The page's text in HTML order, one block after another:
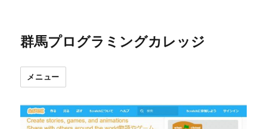
群馬プログラミングカレッジ
メニュー